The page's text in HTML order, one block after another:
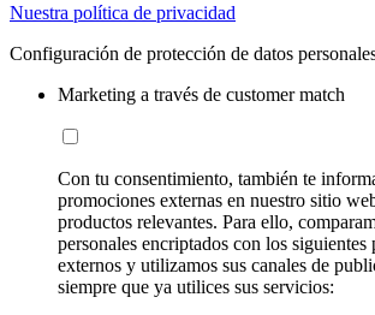
Nuestra política de privacidad
Configuración de protección de datos
Marketing a través de customer match
Con tu consentimiento, también te
promociones externas en nuestro sitio
productos relevantes. Para ello,
personales encriptados con los siguientes
externos y utilizamos sus canales de
siempre que ya utilices sus servicios: